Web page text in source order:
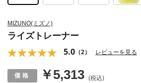
MIZUNO(ミズノ)
ライズトレーナー
5.0 （2） レビューを見る
￥5,313 (税込)